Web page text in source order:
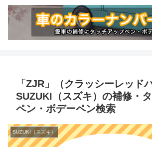
「ZJR」（クラッシーレッド
SUZUKI（スズキ）の補修・
ペン・ボデーペン検索
SUZUKI（スズキ）